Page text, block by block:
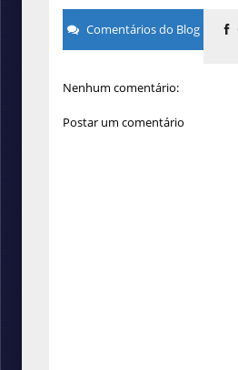
Comentários do Blog
Nenhum comentário:
Postar um comentário